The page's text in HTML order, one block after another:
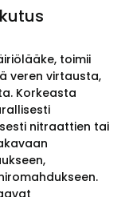
toimii
veren virtausta,
Korkeasta
nitraattien tai